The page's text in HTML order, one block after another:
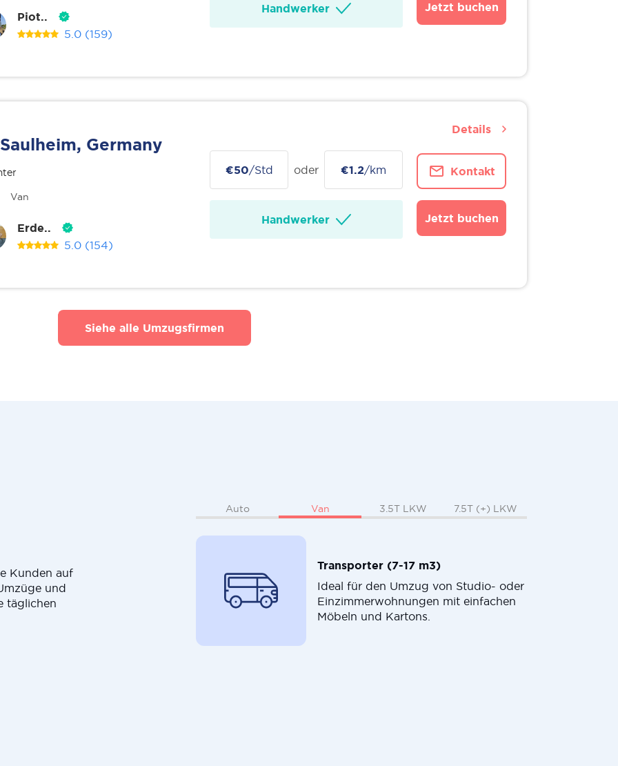
Piot..
5.0 (159)
Handwerker Jetzt buchen
Saulheim, Germany
Van
Erde..
5.0 (154)
€50/Std oder €1.2/km
Handwerker
Kontakt
Jetzt buchen
Details
Siehe alle Umzugsfirmen
Kunden auf
und
täglichen
Auto Van 3.5T LKW 7.5T (+) LKW
Transporter (7-17 m3)
Ideal für den Umzug von Studio- oder
Einzimmerwohnungen mit einfachen
Möbeln und Kartons.